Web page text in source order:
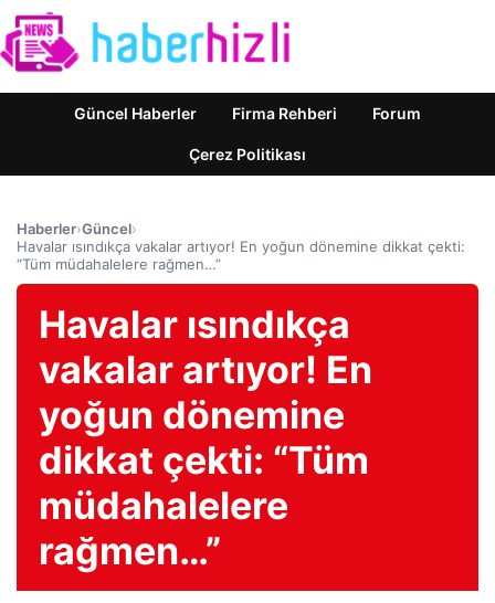
Güncel Haberler Firma Rehberi Forum
Çerez Politikası
Haberler›Güncel›
Havalar ısındıkça vakalar artıyor! En yoğun dönemine dikkat çekti:
“Tüm müdahalelere rağmen…”
Havalar ısındıkça
vakalar artıyor! En
yoğun dönemine
dikkat çekti: “Tüm
müdahalelere
rağmen…”